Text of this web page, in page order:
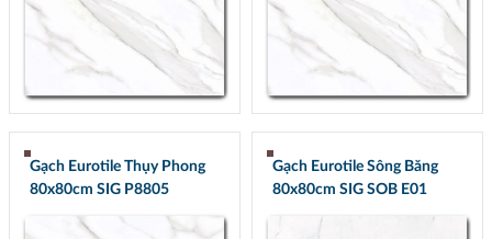
Gạch Eurotile Thụy Phong
80x80cm SIG P8805
Gạch Eurotile Sông Băng
80x80cm SIG SOB E01